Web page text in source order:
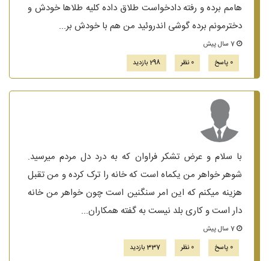
هامم برده و رفته دادخواست طلاق داده کلیه طلاها خودش و
دخترمونم برده گوشی اندروئید من هم با خودش بر...
0 پاسخ
0 نظر 298 بازدید
با سلام و عرض تشکر فراوان که به درد دل مردم میرسید.
شوهر خواهر من یکماه است که خانه را ترک کرده و من تقبل
هزینه میکنم که این امر سنگنین است چون خواهر من خانه
دار است و کاری بلد نیست به گفته همکاران...
0 پاسخ
0 نظر 337 بازدید